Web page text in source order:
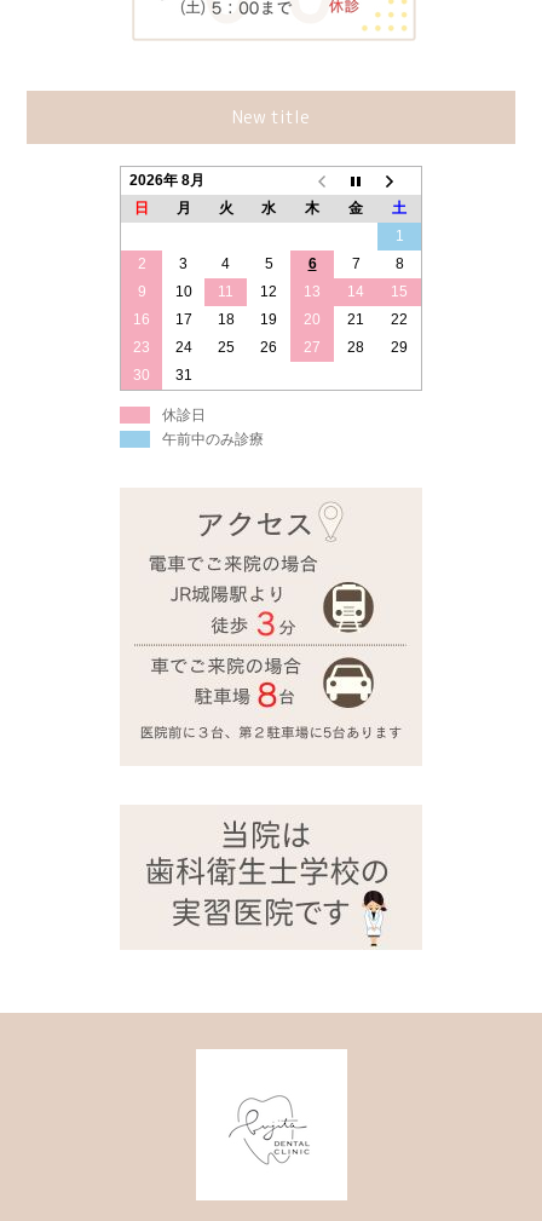
New title
2026年 8月
日
月 火 水 木 金
土
1
2
3 4 5 6 7
8
9
10 11 12 13 14
15
16
17 18 19 20 21
22
23
24 25 26 27 28
29
30
31
休診日
午前中のみ診療